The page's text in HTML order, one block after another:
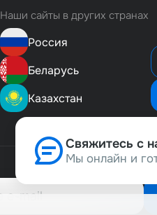
Наши сайты в других странах
Россия
Беларусь
Казахстан
Свяжитесь с
Мы онлайн и
8 (800) 500-1-